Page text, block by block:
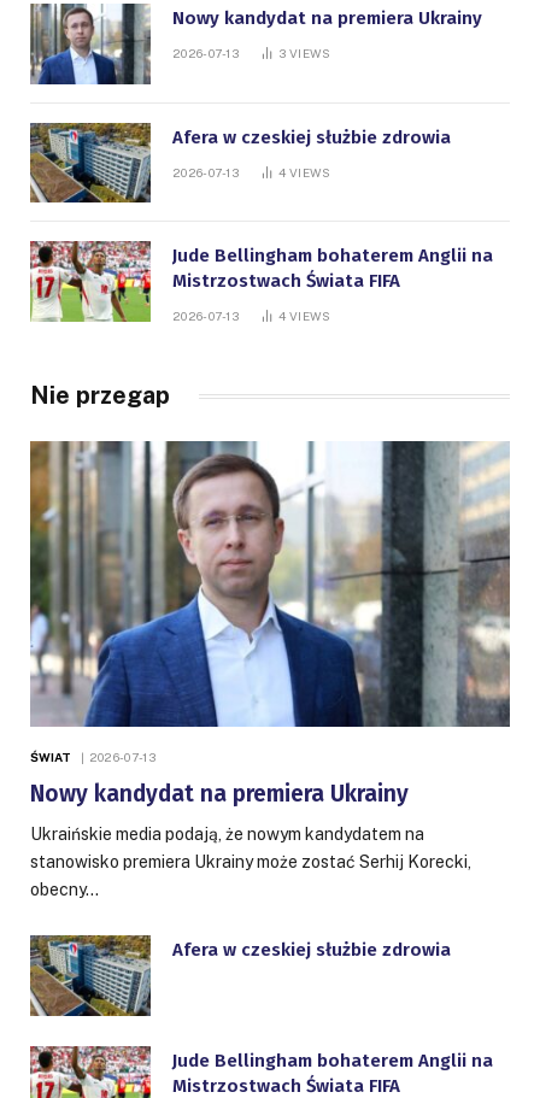
Nowy kandydat na premiera Ukrainy
2026-07-13 3 VIEWS
Afera w czeskiej służbie zdrowia
2026-07-13 4 VIEWS
Jude Bellingham bohaterem Anglii na
Mistrzostwach Świata FIFA
2026-07-13 4 VIEWS
Nie przegap
ŚWIAT 2026-07-13
Nowy kandydat na premiera Ukrainy
Ukraińskie media podają, że nowym kandydatem na
stanowisko premiera Ukrainy może zostać Serhij Korecki,
obecny…
Afera w czeskiej służbie zdrowia
Jude Bellingham bohaterem Anglii na
Mistrzostwach Świata FIFA